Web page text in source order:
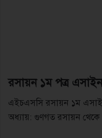
রসায়ন ১ম পত্র
এইচএসসি রসায়ন ১ম
অধ্যায়: গুণগত রসায়ন থেকে